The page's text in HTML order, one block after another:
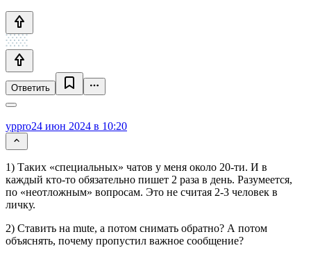
Ответить
yppro24 июн 2024 в 10:20
1) Таких «специальных» чатов у меня около 20-ти. И в
каждый кто-то обязательно пишет 2 раза в день. Разумеется,
по «неотложным» вопросам. Это не считая 2-3 человек в
личку.
2) Ставить на mute, а потом снимать обратно? А потом
объяснять, почему пропустил важное сообщение?